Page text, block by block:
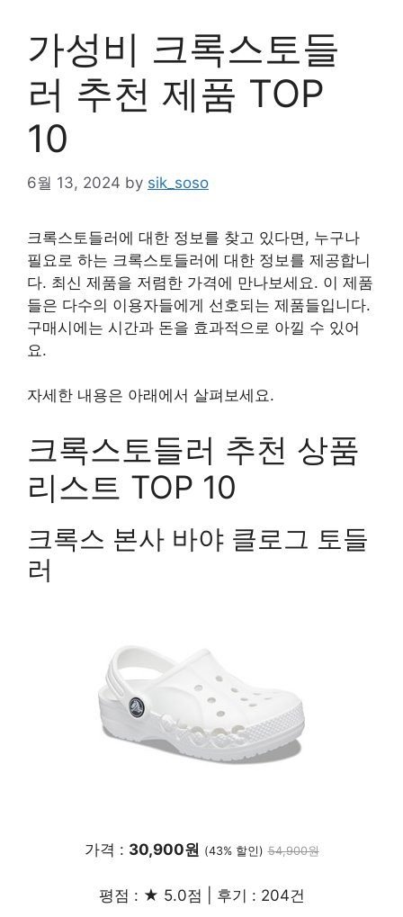
가성비 크록스토들
러 추천 제품 TOP
10
6월 13, 2024 by sik_soso
크록스토들러에 대한 정보를 찾고 있다면, 누구나
필요로 하는 크록스토들러에 대한 정보를 제공합니
다. 최신 제품을 저렴한 가격에 만나보세요. 이 제품
들은 다수의 이용자들에게 선호되는 제품들입니다.
구매시에는 시간과 돈을 효과적으로 아낄 수 있어
요.
자세한 내용은 아래에서 살펴보세요.
크록스토들러 추천 상품
리스트 TOP 10
크록스 본사 바야 클로그 토들
러
가격 : 30,900원 (43% 할인) 54,900원
평점 : ★ 5.0점 | 후기 : 204건